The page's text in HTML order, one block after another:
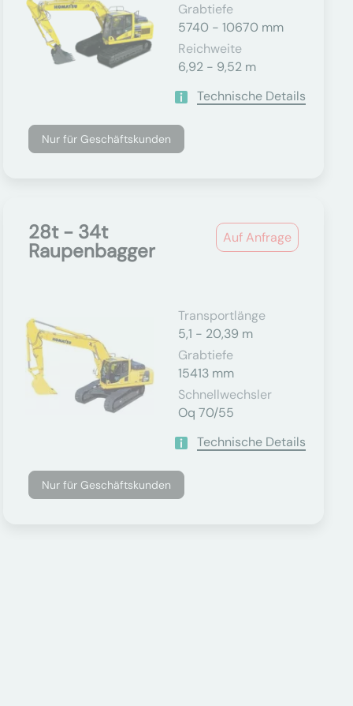
Grabtiefe
5740 - 10670 mm
Reichweite
6,92 - 9,52 m
Technische Details
Nur für Geschäftskunden
Auf Anfrage
28t - 34t
Raupenbagger
Transportlänge
5,1 - 20,39 m
Grabtiefe
15413 mm
Schnellwechsler
Oq 70/55
Technische Details
Nur für Geschäftskunden